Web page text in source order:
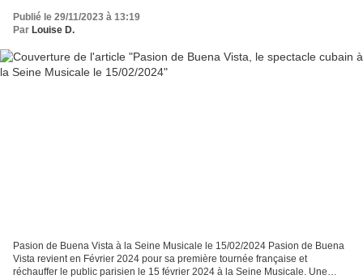
Publié le 29/11/2023 à 13:19
Par Louise D.
Pasion de Buena Vista à la Seine Musicale le 15/02/2024 Pasion de Buena
Vista revient en Février 2024 pour sa première tournée française et
réchauffer le public parisien le 15 février 2024 à la Seine Musicale. Une